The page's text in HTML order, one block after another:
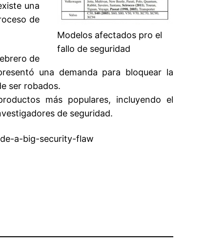
Modelos afectados pro el
fallo de seguridad
una
de
de
una demanda para bloquear la
ser robados.
más populares, incluyendo el
de seguridad.
a-big-security-flaw